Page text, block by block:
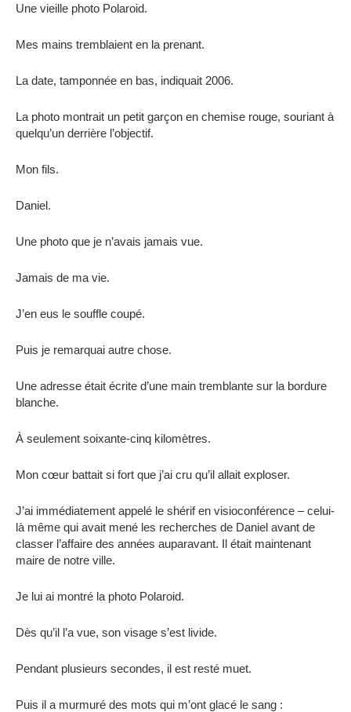
Une vieille photo Polaroid.
Mes mains tremblaient en la prenant.
La date, tamponnée en bas, indiquait 2006.
La photo montrait un petit garçon en chemise rouge, souriant à
quelqu’un derrière l’objectif.
Mon fils.
Daniel.
Une photo que je n’avais jamais vue.
Jamais de ma vie.
J’en eus le souffle coupé.
Puis je remarquai autre chose.
Une adresse était écrite d’une main tremblante sur la bordure
blanche.
À seulement soixante-cinq kilomètres.
Mon cœur battait si fort que j’ai cru qu’il allait exploser.
J’ai immédiatement appelé le shérif en visioconférence – celui-
là même qui avait mené les recherches de Daniel avant de
classer l’affaire des années auparavant. Il était maintenant
maire de notre ville.
Je lui ai montré la photo Polaroid.
Dès qu’il l’a vue, son visage s’est livide.
Pendant plusieurs secondes, il est resté muet.
Puis il a murmuré des mots qui m’ont glacé le sang :